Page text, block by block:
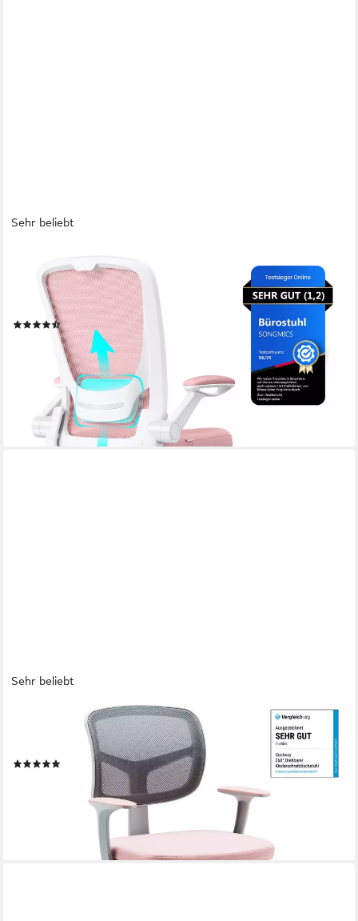
Sehr beliebt
Bürostuhl ergonomischer Drehstuhl mit Mesh, Lendenstütze,
Wippfunktion, ohne Kopfstütze, 53 cm breite Sitzfläche und
klappbaren Armlehnen
(137)
ab 76,95 € UVP 117,99 €
lieferbar - in 4-5 Werktagen bei dir
+2
Sehr beliebt
Schreibtischstuhl Kinder, Drehstuhl höhenverstellbar, von 3-10
159,99 €
lieferbar - in 3-4 Werktagen bei dir